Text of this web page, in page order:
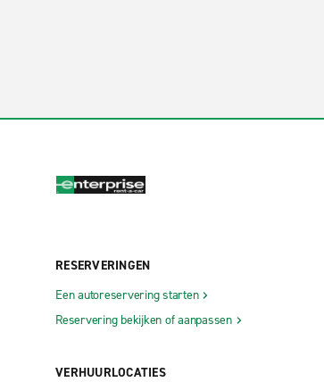
RESERVERINGEN
Een autoreservering starten
Reservering bekijken of aanpassen
VERHUURLOCATIES